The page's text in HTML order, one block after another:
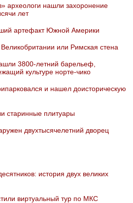
археологи нашли захоронение
лет
артефакт Южной Америки
или Римская стена
3800-летний барельеф,
культуре норте-чико
и нашел доисторическую
старинные плитуары
двухтысячелетний дворец
история двух великих
виртуальный тур по МКС